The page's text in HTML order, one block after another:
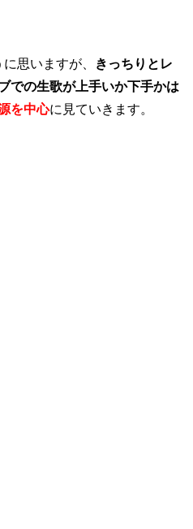
思いますが、
きっちりとレ
での生歌が上手いか下手かは
を中心に見ていきます。